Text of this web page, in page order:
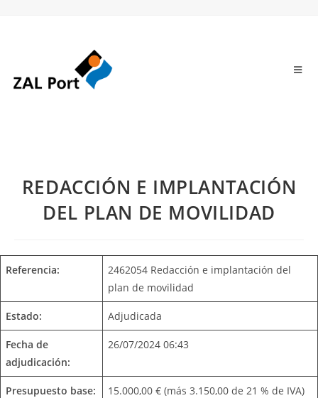
REDACCIÓN E IMPLANTACIÓN
DEL PLAN DE MOVILIDAD
Referencia:
2462054 Redacción e implantación del
plan de movilidad
Estado: Adjudicada
Fecha de
adjudicación:
26/07/2024 06:43
Presupuesto base: 15.000,00 € (más 3.150,00 de 21 % de IVA)